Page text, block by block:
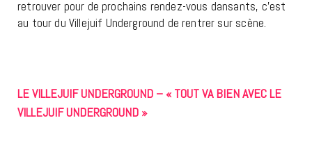
retrouver pour de prochains rendez-vous dansants, c’est
au tour du Villejuif Underground de rentrer sur scène.
LE VILLEJUIF UNDERGROUND – « TOUT VA BIEN AVEC LE
VILLEJUIF UNDERGROUND »